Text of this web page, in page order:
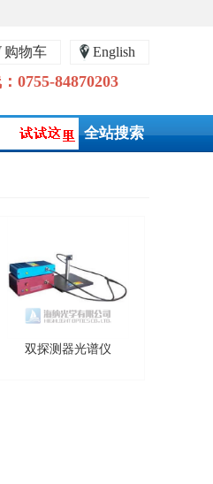
English
购物车
0755-84870203
双探测器光谱仪